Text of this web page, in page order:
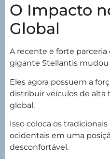
O Impacto
Global
A recente e forte
gigante Stellantis mudou
Eles agora possuem a
distribuir veículos de alta
global.
Isso coloca os
ocidentais em uma
desconfortável.